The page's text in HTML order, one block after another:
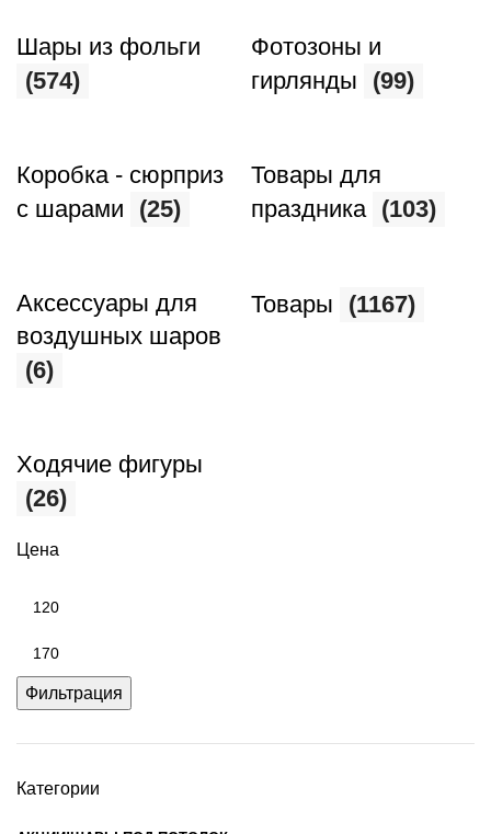
Шары из фольги
(574)
Фотозоны и
гирлянды
(99)
Коробка - сюрприз
с шарами
(25)
Товары для
праздника (103)
Аксессуары для
воздушных шаров
(6)
Товары (1167)
Ходячие фигуры
(26)
Цена
Фильтрация
Категории